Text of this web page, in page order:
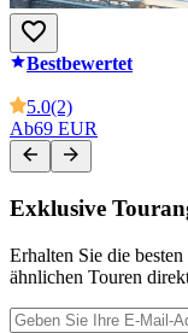
Bestbewertet
5.0(2)
Ab69 EUR
Exklusive
Erhalten Sie die
ähnlichen Touren